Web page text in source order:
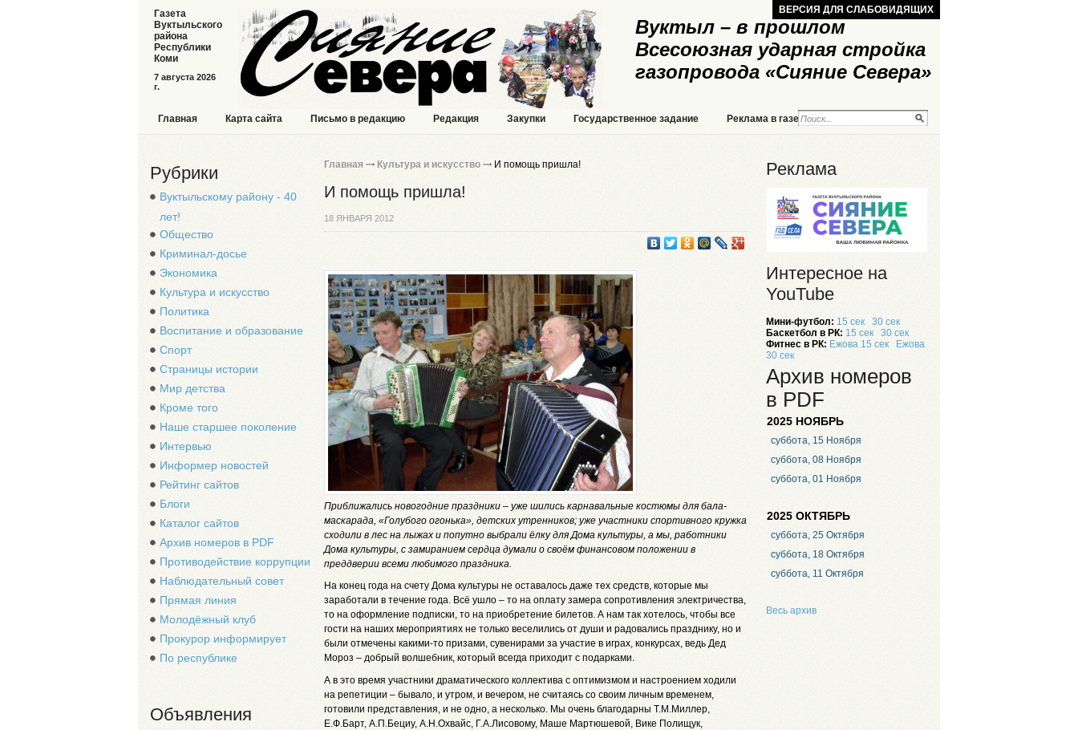
Вуктыл – в прошлом
Всесоюзная ударная стройка
газопровода «Сияние Севера»
7 августа 2026
г.
Газета
Вуктыльского
района
Республики
Коми
ВЕРСИЯ ДЛЯ СЛАБОВИДЯЩИХ
Главная Карта сайта Письмо в редакцию Редакция Закупки Государственное задание Реклама в газете Реклама на сайте
Рубрики
Вуктыльскому району - 40
лет!
Общество
Криминал-досье
Экономика
Культура и искусство
Политика
Воспитание и образование
Спорт
Страницы истории
Мир детства
Кроме того
Наше старшее поколение
Интервью
Информер новостей
Рейтинг сайтов
Блоги
Каталог сайтов
Архив номеров в PDF
Противодействие коррупции
Наблюдательный совет
Прямая линия
Молодёжный клуб
Прокурор информирует
По республике
Объявления
Главная Культура и искусство И помощь пришла!
И помощь пришла!
18 ЯНВАРЯ 2012
Приближались новогодние праздники – уже шились карнавальные костюмы для бала-
маскарада, «Голубого огонька», детских утренников; уже участники спортивного кружка
сходили в лес на лыжах и попутно выбрали ёлку для Дома культуры, а мы, работники
Дома культуры, с замиранием сердца думали о своём финансовом положении в
преддверии всеми любимого праздника.
На конец года на счету Дома культуры не оставалось даже тех средств, которые мы
заработали в течение года. Всё ушло – то на оплату замера сопротивления электричества,
то на оформление подписки, то на приобретение билетов. А нам так хотелось, чтобы все
гости на наших мероприятиях не только веселились от души и радовались празднику, но и
были отмечены какими-то призами, сувенирами за участие в играх, конкурсах, ведь Дед
Мороз – добрый волшебник, который всегда приходит с подарками.
А в это время участники драматического коллектива с оптимизмом и настроением ходили
на репетиции – бывало, и утром, и вечером, не считаясь со своим личным временем,
готовили представления, и не одно, а несколько. Мы очень благодарны Т.М.Миллер,
Е.Ф.Барт, А.П.Бециу, А.Н.Охвайс, Г.А.Лисовому, Маше Мартюшевой, Вике Полищук,
Реклама
Интересное на
YouTube
Мини-футбол: 15 сек
30 сек
Баскетбол в РК: 15 сек
30 сек
Фитнес в РК: Ежова 15 сек
Ежова
30 сек
Архив номеров
в PDF
2025 НОЯБРЬ
суббота, 15 Ноября
суббота, 08 Ноября
суббота, 01 Ноября
2025 ОКТЯБРЬ
суббота, 25 Октября
суббота, 18 Октября
суббота, 11 Октября
Весь архив